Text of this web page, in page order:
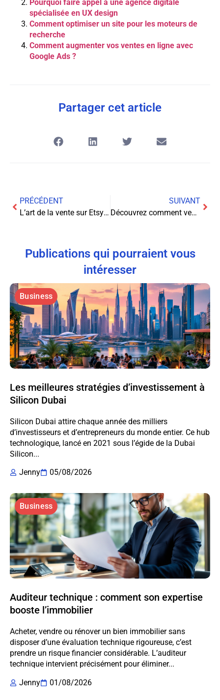
Pourquoi faire appel à une agence digitale
spécialisée en UX design
Comment optimiser un site pour les moteurs de
recherche
Comment augmenter vos ventes en ligne avec
Google Ads ?
Partager cet article
PRÉCÉDENT
L’art de la vente sur Etsy: Guide ultime pour les créateurs
SUIVANT
Découvrez comment vendre des plugins WordPress pour booster vos revenus en ligne!
Publications qui pourraient vous
intéresser
Business
Les meilleures stratégies d’investissement à
Silicon Dubai
Silicon Dubai attire chaque année des milliers
d’investisseurs et d’entrepreneurs du monde entier. Ce hub
technologique, lancé en 2021 sous l’égide de la Dubai
Silicon...
Jenny
05/08/2026
Business
Auditeur technique : comment son expertise
booste l’immobilier
Acheter, vendre ou rénover un bien immobilier sans
disposer d’une évaluation technique rigoureuse, c’est
prendre un risque financier considérable. L’auditeur
technique intervient précisément pour éliminer...
Jenny
01/08/2026